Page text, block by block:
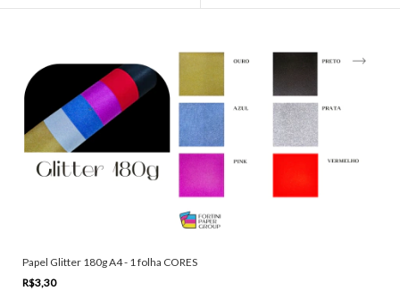
Papel Glitter 180g A4 - 1 folha CORES
R$3,30